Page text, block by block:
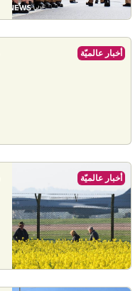
أخبار عالميّة
أخبار عالميّة